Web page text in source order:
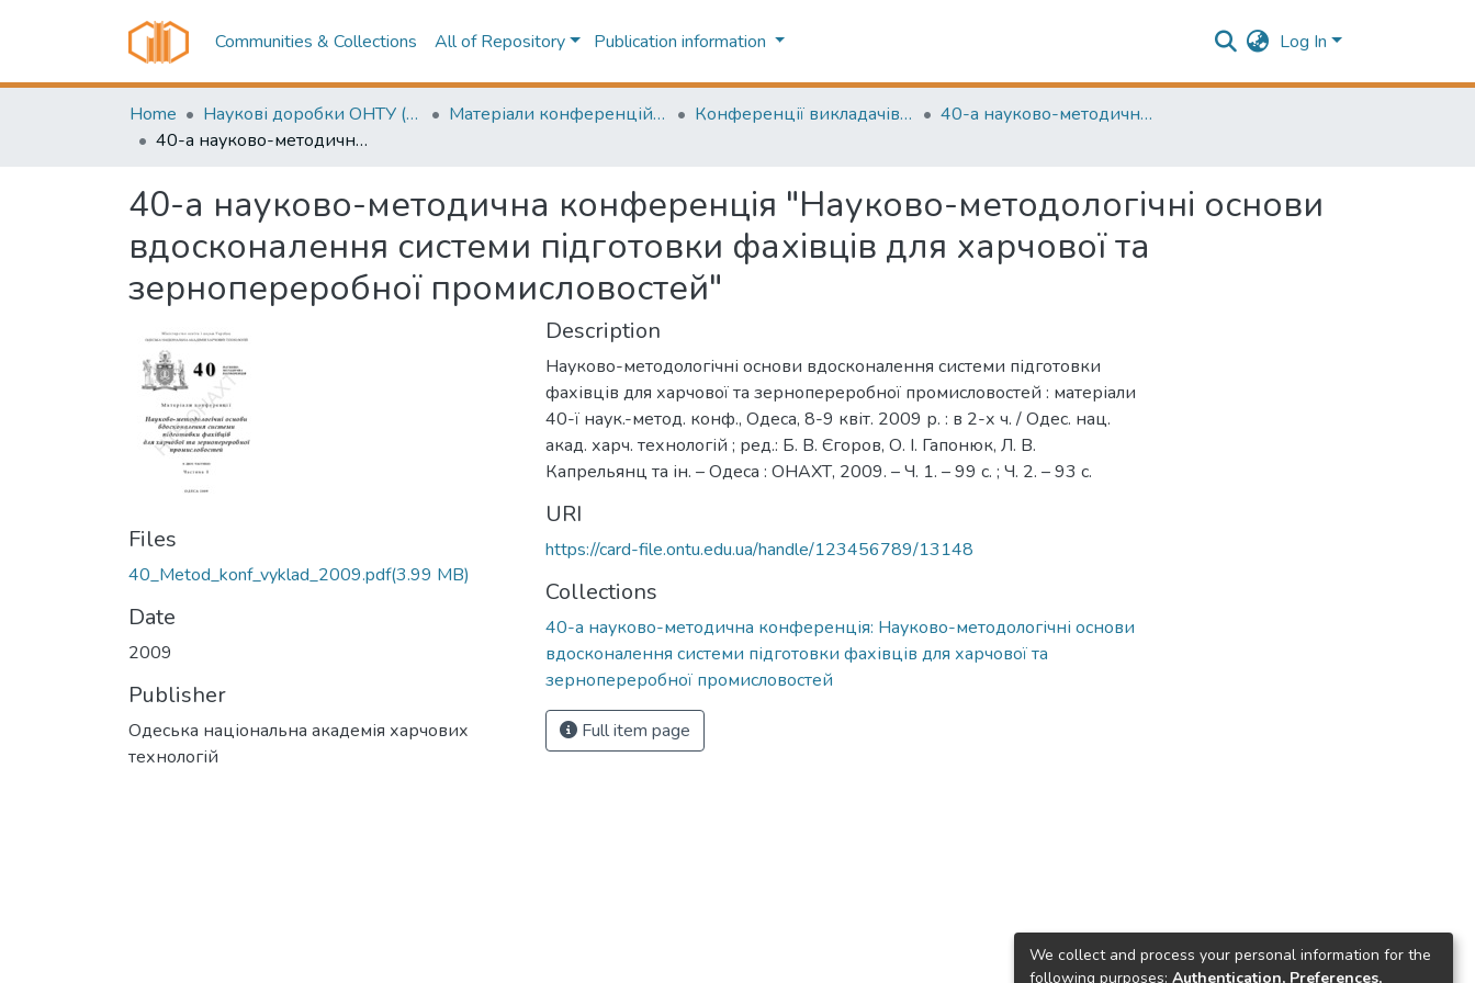
Communities & Collections All of Repository Publication information Log In
Home Наукові доробки ОНТУ (ONUT scientific researches) Матеріали конференцій (Conference materials) Конференції викладачів (Lecturers` conferences)
40-а науково-методична конференція: Науково-методологічні основи вдосконалення системи підготовки фахівців для харчової та зернопереробної промисловостей
40-а науково-методична конференція "Науково-методологічні основи вдосконалення системи підготовки фахівців для харчової та зернопереробної промисловостей"
40-а науково-методична конференція "Науково-методологічні основи
вдосконалення системи підготовки фахівців для харчової та
зернопереробної промисловостей"
Files
40_Metod_konf_vyklad_2009.pdf(3.99 MB)
Date
2009
Publisher
Одеська національна академія харчових
технологій
Description
Науково-методологічні основи вдосконалення системи підготовки
фахівців для харчової та зернопереробної промисловостей : матеріали
40-ї наук.-метод. конф., Одеса, 8-9 квіт. 2009 р. : в 2-х ч. / Одес. нац.
акад. харч. технологій ; ред.: Б. В. Єгоров, О. І. Гапонюк, Л. В.
Капрельянц та ін. – Одеса : ОНАХТ, 2009. – Ч. 1. – 99 с. ; Ч. 2. – 93 с.
URI
https://card-file.ontu.edu.ua/handle/123456789/13148
Collections
40-а науково-методична конференція: Науково-методологічні основи
вдосконалення системи підготовки фахівців для харчової та
зернопереробної промисловостей
Full item page
We collect and process your personal information for the
following purposes: Authentication, Preferences,